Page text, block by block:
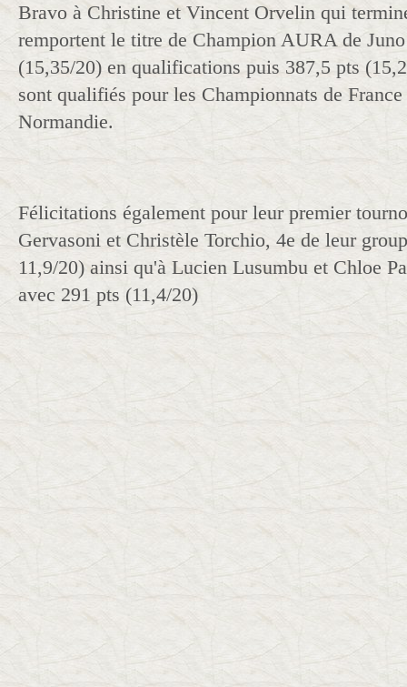
Bravo à Christine et Vincent Orvelin qui
remportent le titre de Champion AURA de
(15,35/20) en qualifications puis 387,5 pts
sont qualifiés pour les Championnats de
Normandie.
Félicitations également pour leur premier
Gervasoni et Christèle Torchio, 4e de leur
11,9/20) ainsi qu'à Lucien Lusumbu et Chloe
avec 291 pts (11,4/20)